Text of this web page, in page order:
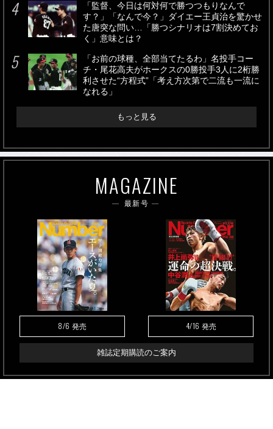
「監督、今日は何対何で勝つつもりなんで
す？」「なんで今？」ダイエー王貞治を驚かせ
た唐突な問い…「勝つシナリオは7割決めてお
く」意味とは？
「お前の球種、全部当てたるわ」名投手コー
チ・尾花高夫がホークスの0勝投手3人に2桁勝
利させた“方程式”「考え方次第で二流も一流に
なれる」
もっと見る
MAGAZINE
最新号
8/6 発売 4/16 発売
雑誌定期購読のご案内